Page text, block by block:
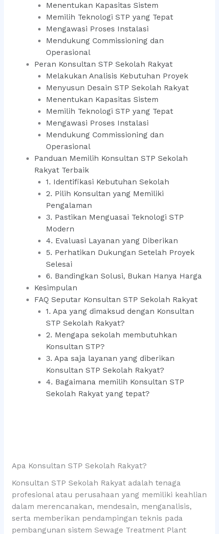
Menentukan Kapasitas Sistem
Memilih Teknologi STP yang Tepat
Mengawasi Proses Instalasi
Mendukung Commissioning dan
Operasional
Peran Konsultan STP Sekolah Rakyat
Melakukan Analisis Kebutuhan Proyek
Menyusun Desain STP Sekolah Rakyat
Menentukan Kapasitas Sistem
Memilih Teknologi STP yang Tepat
Mengawasi Proses Instalasi
Mendukung Commissioning dan
Operasional
Panduan Memilih Konsultan STP Sekolah
Rakyat Terbaik
1. Identifikasi Kebutuhan Sekolah
2. Pilih Konsultan yang Memiliki
Pengalaman
3. Pastikan Menguasai Teknologi STP
Modern
4. Evaluasi Layanan yang Diberikan
5. Perhatikan Dukungan Setelah Proyek
Selesai
6. Bandingkan Solusi, Bukan Hanya Harga
Kesimpulan
FAQ Seputar Konsultan STP Sekolah Rakyat
1. Apa yang dimaksud dengan Konsultan
STP Sekolah Rakyat?
2. Mengapa sekolah membutuhkan
Konsultan STP?
3. Apa saja layanan yang diberikan
Konsultan STP Sekolah Rakyat?
4. Bagaimana memilih Konsultan STP
Sekolah Rakyat yang tepat?
Apa Konsultan STP Sekolah Rakyat?
Konsultan STP Sekolah Rakyat adalah tenaga
profesional atau perusahaan yang memiliki keahlian
dalam merencanakan, mendesain, menganalisis,
serta memberikan pendampingan teknis pada
pembangunan sistem Sewage Treatment Plant